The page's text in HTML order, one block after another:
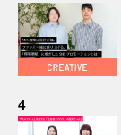
4